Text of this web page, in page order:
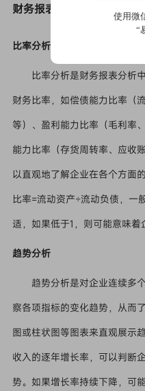
财务报表分析方法总结
比率分析
比率分析是财务报表分析
财务比率，如偿债能力比率（
等）、盈利能力比率（毛利率
能力比率（存货周转率、应收
以直观地了解企业在各个方面
比率=流动资产÷流动负债，一
适，如果低于1，则可能意味着
趋势分析
趋势分析是对企业连续多
察各项指标的变化趋势，从而
图或柱状图等图表来直观展示
收入的逐年增长率，可以判断
势。如果增长率持续下降，可